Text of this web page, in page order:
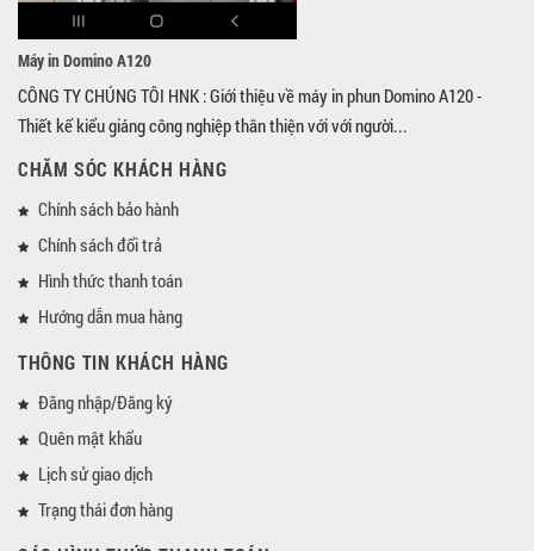
Máy in Domino A120
CÔNG TY CHÚNG TÔI HNK : Giới thiệu về máy in phun Domino A120 -
Thiết kế kiểu giáng công nghiệp thân thiện với với người...
CHĂM SÓC KHÁCH HÀNG
Chính sách bảo hành
Chính sách đổi trả
Hình thức thanh toán
Hướng dẫn mua hàng
THÔNG TIN KHÁCH HÀNG
Đăng nhập/Đăng ký
Quên mật khẩu
Lịch sử giao dịch
Trạng thái đơn hàng